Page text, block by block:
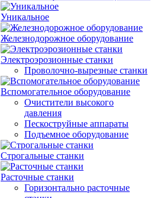
Уникальное
Железнодорожное оборудование
Электроэрозионные станки
Проволочно-вырезные станки
Вспомогательное оборудование
Очистители высокого
давления
Пескоструйные аппараты
Подъемное оборудование
Строгальные станки
Расточные станки
Горизонтально расточные